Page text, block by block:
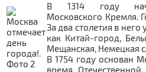
В 1314 году
Московского Кремля.
За два столетия в
как Китай-город,
Мещанская, Немецкая
В 1754 году основан
время